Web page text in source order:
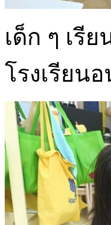
เด็ก ๆ เรี
โรงเรียน